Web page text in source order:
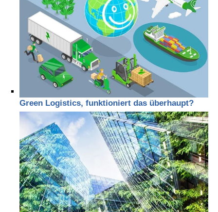
Green Logistics, funktioniert das überhaupt?